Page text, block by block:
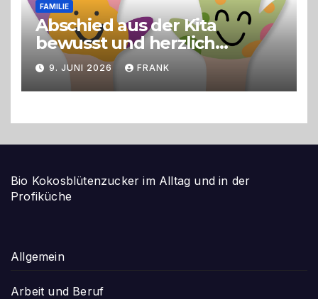
FAMILIE
Abschied aus der Kita
bewusst und herzlich
gestalten
9. JUNI 2026 FRANK
Bio Kokosblütenzucker im Alltag und in der
Profiküche
Allgemein
Arbeit und Beruf